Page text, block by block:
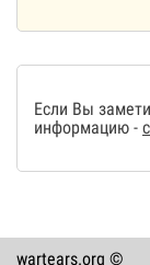
Если Вы
информацию -
wartears.org ©